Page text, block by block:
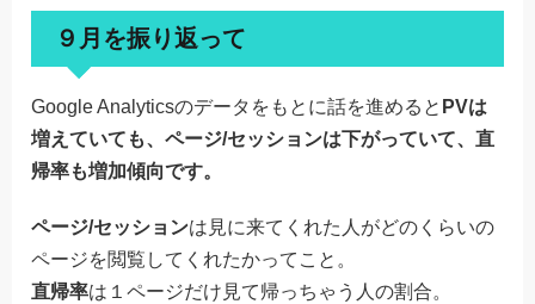
９月を振り返って
Google Analyticsのデータをもとに話を進めると PVは
増えていても、ページ/セッションは下がっていて、直
帰率も増加傾向です。
ページ/セッションは見に来てくれた人がどのくらいの
ページを閲覧してくれたかってこと。
直帰率は１ページだけ見て帰っちゃう人の割合。